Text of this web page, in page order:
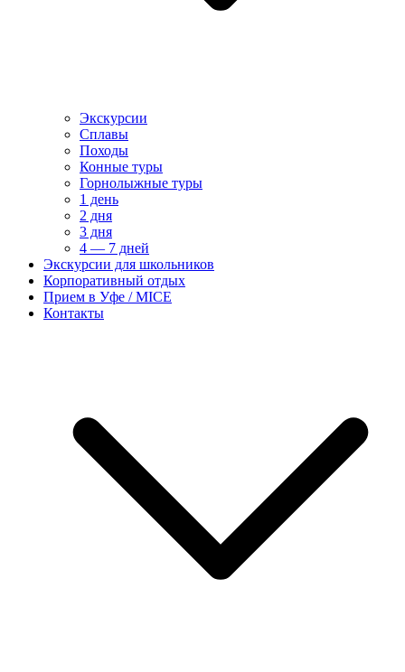
Экскурсии
Сплавы
Походы
Конные туры
Горнолыжные туры
1 день
2 дня
3 дня
4 — 7 дней
Экскурсии для школьников
Корпоративный отдых
Прием в Уфе / MICE
Контакты